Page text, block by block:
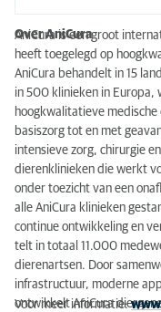
Over AniCura
AniCura is een groot
heeft toegelegd op
AniCura behandelt in 15
in 500 klinieken in Europa,
hoogkwalitatieve
basiszorg tot en met
intensieve zorg, chirurgie
dierenklinieken die werkt
onder toezicht van een
alle AniCura klinieken
continue ontwikkeling en
telt in totaal 11.000
dierenartsen. Door
infrastructuur, moderne
ontwikkelt AniCura
Voor meer informatie: